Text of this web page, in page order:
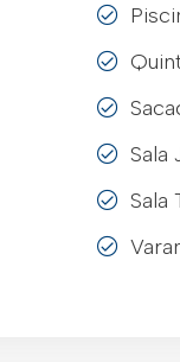
Sala
Sala